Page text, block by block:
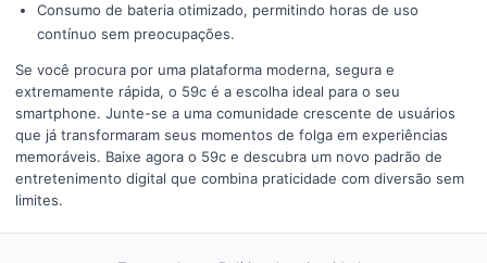
Consumo de bateria otimizado, permitindo horas de uso
contínuo sem preocupações.
Se você procura por uma plataforma moderna, segura e
extremamente rápida, o 59c é a escolha ideal para o seu
smartphone. Junte-se a uma comunidade crescente de usuários
que já transformaram seus momentos de folga em experiências
memoráveis. Baixe agora o 59c e descubra um novo padrão de
entretenimento digital que combina praticidade com diversão sem
limites.